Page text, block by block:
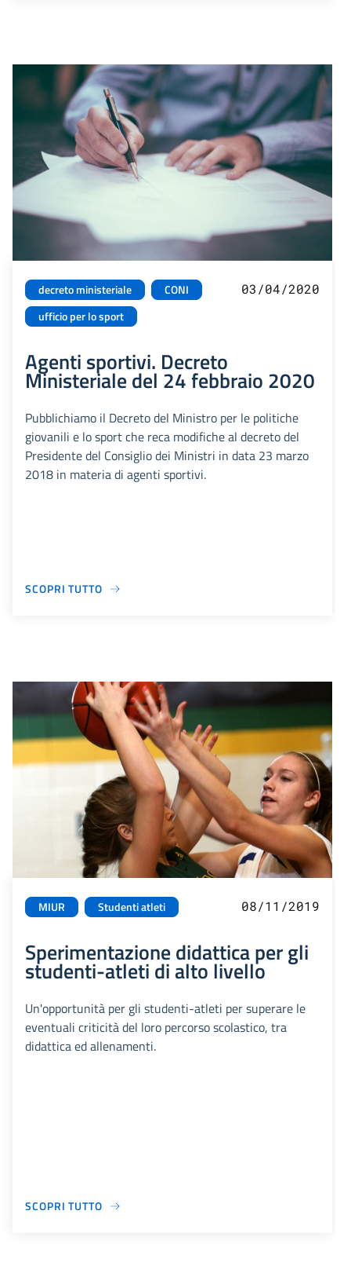
decreto ministeriale
CONI
ufficio per lo sport
03/04/2020
Agenti sportivi. Decreto
Ministeriale del 24 febbraio 2020
Pubblichiamo il Decreto del Ministro per le politiche
giovanili e lo sport che reca modifiche al decreto del
Presidente del Consiglio dei Ministri in data 23 marzo
2018 in materia di agenti sportivi.
SCOPRI TUTTO
MIUR Studenti atleti 08/11/2019
Sperimentazione didattica per gli
studenti-atleti di alto livello
Un'opportunità per gli studenti-atleti per superare le
eventuali criticità del loro percorso scolastico, tra
didattica ed allenamenti.
SCOPRI TUTTO